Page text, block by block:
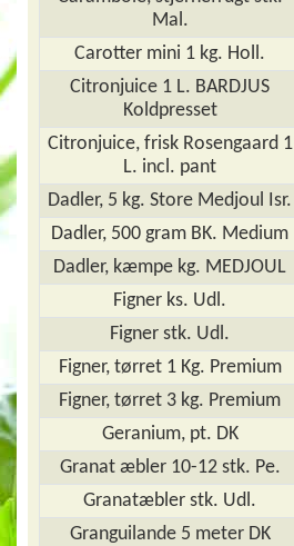
Mal.
Carotter mini 1 kg. Holl.
Citronjuice 1 L. BARDJUS
Koldpresset
Citronjuice, frisk Rosengaard 1
L. incl. pant
Dadler, 5 kg. Store Medjoul Isr.
Dadler, 500 gram BK. Medium
Dadler, kæmpe kg. MEDJOUL
Figner ks. Udl.
Figner stk. Udl.
Figner, tørret 1 Kg. Premium
Figner, tørret 3 kg. Premium
Geranium, pt. DK
Granat æbler 10-12 stk. Pe.
Granatæbler stk. Udl.
Granguilande 5 meter DK